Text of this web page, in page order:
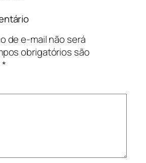
de e-mail não será
obrigatórios são
*